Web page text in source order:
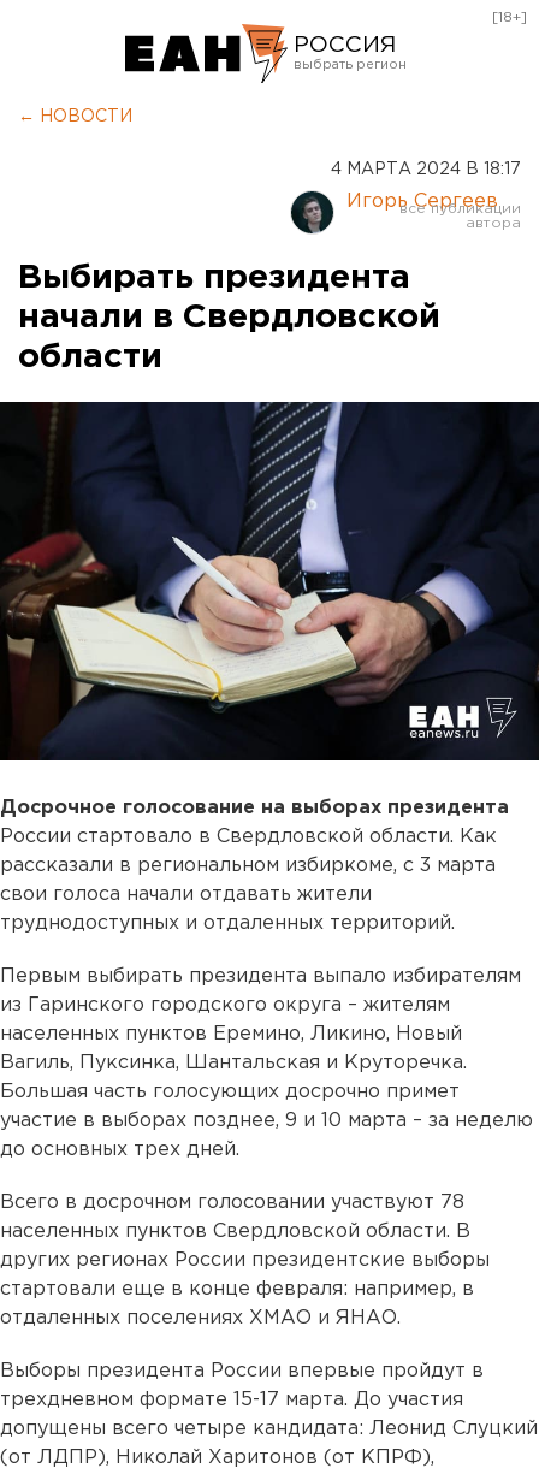
РОССИЯ
Курган
Оренбург
[18+]
← НОВОСТИ
4 МАРТА 2024 В 18:17
Игорь Сергеев
Выбирать президента
начали в Свердловской
области
Досрочное голосование на выборах президента
России стартовало в Свердловской области. Как
рассказали в региональном избиркоме, с 3 марта
свои голоса начали отдавать жители
труднодоступных и отдаленных территорий.
Первым выбирать президента выпало избирателям
из Гаринского городского округа – жителям
населенных пунктов Еремино, Ликино, Новый
Вагиль, Пуксинка, Шантальская и Круторечка.
Большая часть голосующих досрочно примет
участие в выборах позднее, 9 и 10 марта – за неделю
до основных трех дней.
Всего в досрочном голосовании участвуют 78
населенных пунктов Свердловской области. В
других регионах России президентские выборы
стартовали еще в конце февраля: например, в
отдаленных поселениях ХМАО и ЯНАО.
Выборы президента России впервые пройдут в
трехдневном формате 15-17 марта. До участия
допущены всего четыре кандидата: Леонид Слуцкий
(от ЛДПР), Николай Харитонов (от КПРФ),